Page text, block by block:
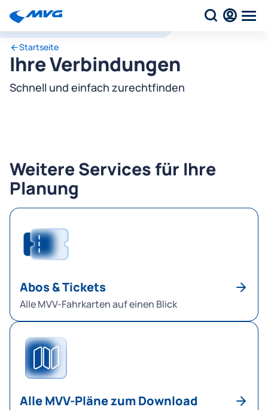
Startseite
Ihre Verbindungen
Schnell und einfach zurechtfinden
Weitere Services für Ihre
Planung
Abos & Tickets
Alle MVV-Fahrkarten auf einen Blick
Alle MVV-Pläne zum Download